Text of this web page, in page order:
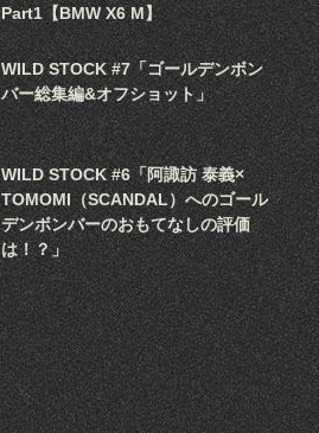
Part1【BMW X6 M】
WILD STOCK #7「ゴールデンボン
バー総集編&オフショット」
WILD STOCK #6「阿諏訪 泰義×
TOMOMI（SCANDAL）へのゴール
デンボンバーのおもてなしの評価
は！？」